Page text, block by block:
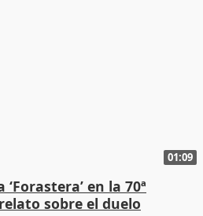
01:09
en la 70ª
sobre el duelo